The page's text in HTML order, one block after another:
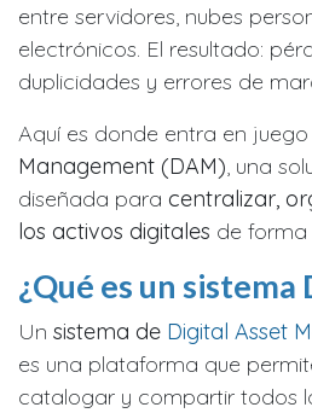
entre servidores, nubes
electrónicos. El resultado:
duplicidades y errores de
Aquí es donde entra en juego
Management (DAM) , una
diseñada para centralizar,
los activos digitales de forma
¿Qué es un sistema
Un sistema de Digital Asset
es una plataforma que
catalogar y compartir todos